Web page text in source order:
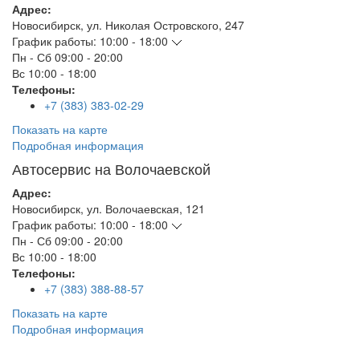
Адрес:
Новосибирск, ул. Николая Островского, 247
График работы: 10:00 - 18:00
Пн - Сб 09:00 - 20:00
Вс 10:00 - 18:00
Телефоны:
+7 (383) 383-02-29
Показать на карте
Подробная информация
Автосервис на Волочаевской
Адрес:
Новосибирск, ул. Волочаевская, 121
График работы: 10:00 - 18:00
Пн - Сб 09:00 - 20:00
Вс 10:00 - 18:00
Телефоны:
+7 (383) 388-88-57
Показать на карте
Подробная информация